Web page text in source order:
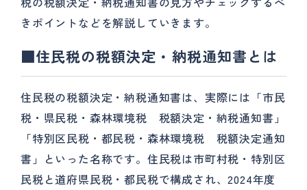
きポイントなどを解説していきます。
■住民税の税額決定・納税通知書とは
住民税の税額決定・納税通知書は、実際には「市民
税・県民税・森林環境税 税額決定・納税通知書」
「特別区民税・都民税・森林環境税 税額決定通知
書」といった名称です。住民税は市町村税・特別区
民税と道府県民税・都民税で構成され、2024年度